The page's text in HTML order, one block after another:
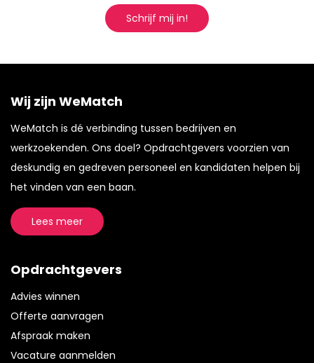
Schrijf mij in!
Wij zijn WeMatch
WeMatch is dé verbinding tussen bedrijven en
werkzoekenden. Ons doel? Opdrachtgevers voorzien van
deskundig en gedreven personeel en kandidaten helpen bij
het vinden van een baan.
Lees meer
Opdrachtgevers
Advies winnen
Offerte aanvragen
Afspraak maken
Vacature aanmelden